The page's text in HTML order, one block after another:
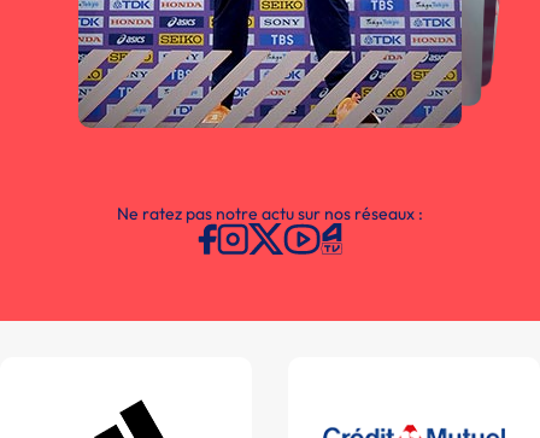
Ne ratez pas notre actu sur nos réseaux :